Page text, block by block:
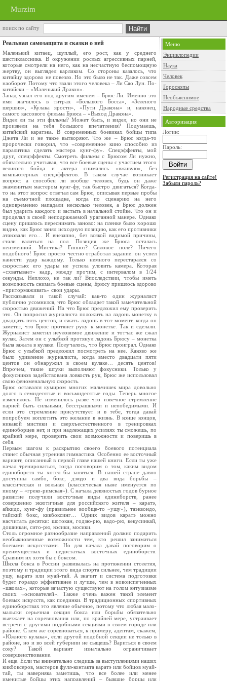
Murzim
поиск по сайту
Реальная самозащита и сказки о ней
Маленький китаец, щуплый, его рост, как у среднего
шестиклассника. В окружении рослых агрессивных парней,
которые смотрели на него, как на несчастную беспомощную
жертву, он выглядел карликом. Со стороны казалось, что
китайцу здорово не повезло. Но это было не так. Даже совсем
наоборот. Потому что звали этого человека – Ли Сяо Лун. По-
китайски – «Маленький Дракон».
Запад узнал его под другим именем – Брюс Ли. Именно это
имя значилось в титрах «Большого Босса», «Зеленого
шершня», «Кулака ярости», «Пути Дракона» и, наконец,
самого кассового фильма Брюса – «Выход Дракона».
Видел ли ты эти фильмы? Может быть, и видел, но они не
произвели на тебя большого впечатления? Подумаешь,
китайский каратэка. В современных боевиках бойцы типа
Джета Ли и не такое вытворяют. Что же – Брюс когда-то
пророчески говорил, что «современное кино способно из
паралитика сделать мастера кунг-фу». Спецэффекты, мой
друг, спецэффекты. Смотреть фильмы с Брюсом Ли нужно,
обязательно учитывая, что все боевые сцены с участием этого
великого бойца и актера снимались «вживую», без
компьютерных спецэффектов. В таком случае возникает
вопрос: а способен ли вообще человек, будь он даже
знаменитым мастером кунг-фу, так быстро двигаться? Когда-
то на этот вопрос отвечал сам Брюс, описывая первые пробы
на съемочной площадке, когда по сценарию на него
одновременно нападали несколько человек, а Брюс должен
был ударить каждого и застыть в начальной стойке. Что он и
проделал в своей неподражаемой ураганной манере. Однако
сцену пришлось переснимать заново: на пленке было хорошо
видно, как Брюс занял исходную позицию, как его противники
атаковали его… И внезапно, без всякой видимой причины,
стали валиться на пол. Позиция же Брюса осталась
неизменной. Мистика? Гипноз? Силовое поле? Ничего
подобного! Брюс просто честно отработал задание: он успел
нанести удар каждому. Только немного перестарался со
скоростью: его удары не успела уловить камера. Которая
«схватывает» кадр, между прочим, с интервалом в 1/24
секунды. Неплохо, не так ли? Впоследствии, чтобы иметь
возможность снимать боевые сцены, Брюсу пришлось здорово
«притормаживать» свои удары.
Рассказывали и такой случай: как-то один журналист
публично усомнился, что Брюс обладает такой замечательной
скоростью движений. На что Брюс предложил ему проверить
это. Он попросил журналиста положить на ладонь монетку в
двадцать пять центов, и сжать ладонь в тот момент, когда он
заметит, что Брюс протянет руку к монетке. Так и сделали.
Журналист заметил неуловимое движение и тотчас же сжал
кулак. Затем он с улыбкой протянул ладонь Брюсу – монетка
была зажата в кулаке. Получалось, что Брюс проиграл. Однако
Брюс с улыбкой предложил посмотреть на нее. Каково же
было удивление журналиста, когда вместо двадцати пяти
центов он обнаружил в своем кулаке… десять центов!
Впрочем, такие штуки выполняют фокусники. Только у
фокусников задействована ловкость рук, Брюс же использовал
свою феноменальную скорость.
Брюс оставался кумиром многих мальчишек мира довольно
долго в семидесятые и восьмидесятые годы. Теперь многое
изменилось. Не изменилось разве что извечное стремление
парней быть сильными, бесстрашными и непобедимыми. И
если это стремление присутствует и в тебе, тогда давай
попробуем воплотить это желание в жизнь. В конце концов,
никакой мистики и сверхъестественного в тренировках
единоборцев нет, и при надлежащих усилиях ты сможешь, по
крайней мере, проверить свои возможности и поверишь в
себя.
Первым шагом к раскрытию своего боевого потенциала
станет обычная утренняя гимнастика. Особенно ее восточный
вариант, описанный в первой главе нашей книги. Если ты уже
начал тренироваться, тогда поговорим о том, каким видом
единоборств ты хотел бы заняться. В нашей стране давно
доступны самбо, бокс, дзюдо и два вида борьбы –
классическая и вольная (классическая ныне именуется по
иному – «греко-римская»). С начала девяностых годов бурное
развитие получили восточные виды единиборств, ранее
совершенно экзотичные для российского жителя – каратэ,
айкидо, кунг-фу (правильнее вообще-то «ушу»), таэквондо,
тайский бокс, кикбоксинг… Одних видов каратэ можно
насчитать десятки: шотокан, годзю-рю, вадо-рю, кекусинкай,
дошинкан, сито-рю, косики, мосики.
Столь огромное разнообразие направлений должно подарить
необыкновенные возможности тем, кто решил заниматься
боевыми искусствами. Но для начала давай поговорим о
преимуществах и недостатках восточных единоборств.
Сравним их хотя бы с боксом.
Школа бокса в России развивалась на протяжении столетия,
поэтому и традиции этого вида спорта сильнее, чем традиции
ушу, каратэ или муай-тай. А значит и система подготовки
будет гораздо эффективнее и лучше, чем в новоиспеченных
«школах», которые зачастую существуют на голом энтузиазме
своих «основателей». Также очень важен такой элемент
боевых искусств, как поединки. В традиционных спортивных
единоборствах это явление обычное, потому что любая мало-
мальски серьезная секция бокса или борьбы обязательно
выезжает на соревнования или, по крайней мере, устраивает
встречи с другими подобными секциями в своем городе или
районе. С кем же соревноваться, к примеру, адептам, скажем,
«Южного кулака», если другой подобной секции не только в
районе, но и во всей губернии не сыщешь? Вариться в своем
соку? Такой вариант изначально ограничивает
совершенствование.
И еще. Если ты внимательно следишь за выступлениями наших
кикбоксеров, мастеров фулл-контакта каратэ или бойцов муай-
тай, ты наверняка заметишь, что все более или менее
именитые бойцы этих направлений – бывшие борцы или
Меню
Энциклопедии
Наука
Человек
Гороскопы
Необъяснимое
Народные средства
Авторизация
Логин:
Пароль:
Регистрация на сайте!
Забыли пароль?